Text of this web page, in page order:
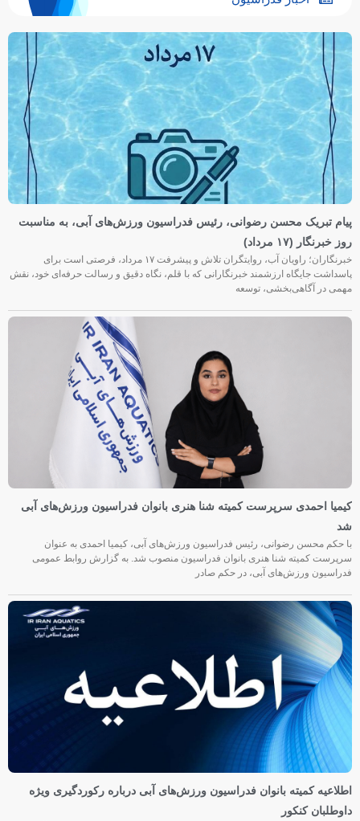
پیام تبریک محسن رضوانی، رئیس فدراسیون ورزش‌های آبی، به مناسبت
روز خبرنگار (۱۷ مرداد)
خبرنگاران؛ راویان آب، روایتگران تلاش و پیشرفت ۱۷ مرداد، فرصتی است برای
پاسداشت جایگاه ارزشمند خبرنگارانی که با قلم، نگاه دقیق و رسالت حرفه‌ای خود، نقش
مهمی در آگاهی‌بخشی، توسعه
کیمیا احمدی سرپرست کمیته شنا هنری بانوان فدراسیون ورزش‌های آبی
شد
با حکم محسن رضوانی، رئیس فدراسیون ورزش‌های آبی، کیمیا احمدی به عنوان
سرپرست کمیته شنا هنری بانوان فدراسیون منصوب شد. به گزارش روابط عمومی
فدراسیون ورزش‌های آبی، در حکم صادر
اطلاعیه کمیته بانوان فدراسیون ورزش‌های آبی درباره رکوردگیری ویژه
داوطلبان کنکور